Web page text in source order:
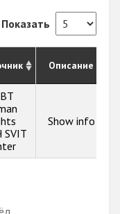
Показать
Описание
SVIT
Show info